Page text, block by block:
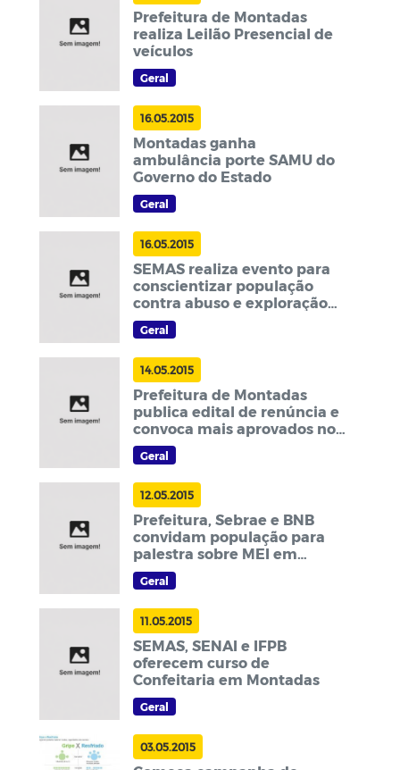
Prefeitura de Montadas
realiza Leilão Presencial de
veículos
Geral
16.05.2015
Montadas ganha
ambulância porte SAMU do
Governo do Estado
Geral
16.05.2015
SEMAS realiza evento para
conscientizar população
contra abuso e exploração
sexual infanto-juvenil
Geral
14.05.2015
Prefeitura de Montadas
publica edital de renúncia e
convoca mais aprovados no
concurso
Geral
12.05.2015
Prefeitura, Sebrae e BNB
convidam população para
palestra sobre MEI em
Montadas
Geral
11.05.2015
SEMAS, SENAI e IFPB
oferecem curso de
Confeitaria em Montadas
Geral
03.05.2015